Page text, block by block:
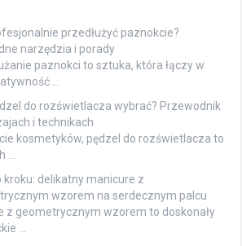
przedłużyć paznokcie?
narzędzia i porady
paznokci to sztuka, która łączy w
…
do rozświetlacza wybrać? Przewodnik
i technikach
kosmetyków, pędzel do rozświetlacza to
…
kroku: delikatny manicure z
wzorem na serdecznym palcu
z geometrycznym wzorem to doskonały
…